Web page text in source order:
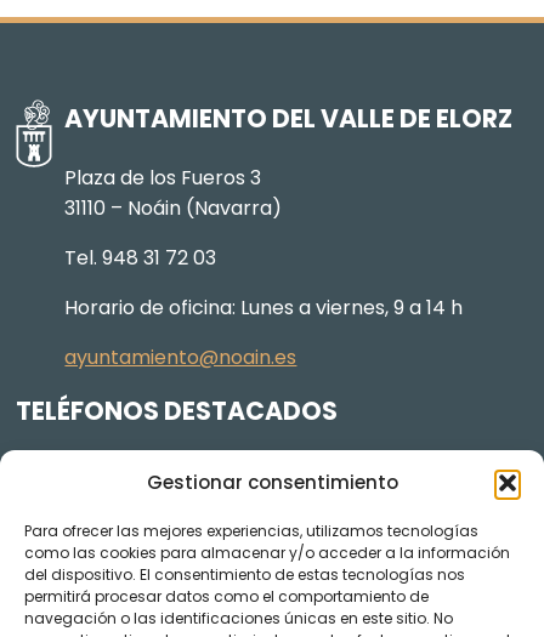
Gestionar consentimiento
Para ofrecer las mejores experiencias, utilizamos tecnologías
como las cookies para almacenar y/o acceder a la información
del dispositivo. El consentimiento de estas tecnologías nos
permitirá procesar datos como el comportamiento de
navegación o las identificaciones únicas en este sitio. No
AYUNTAMIENTO DEL VALLE DE ELORZ
Plaza de los Fueros 3
31110 – Noáin (Navarra)
Tel. 948 31 72 03
Horario de oficina: Lunes a viernes, 9 a 14 h
ayuntamiento@noain.es
TELÉFONOS DESTACADOS
605 834 045
948 368 156
Jardinería y Agenda Local 2030
948 074 848
TRANSPARENCIA